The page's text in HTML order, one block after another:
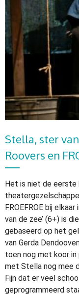
Stella, ster
Roovers en
Het is niet de eerste
FROEFROE bij
van de zee’ (6+) is
gebaseerd op het
van Gerda
toen nog met koor in
met Stella nog mee
Fijn dat er veel
geprogrammeerd